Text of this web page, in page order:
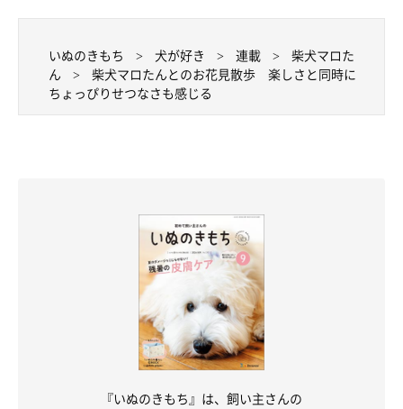
いぬのきもち 犬が好き 連載
柴犬マロた
ん
柴犬マロたんとのお花見散歩 楽しさと同時に
ちょっぴりせつなさも感じる
『いぬのきもち』は、飼い主さんの